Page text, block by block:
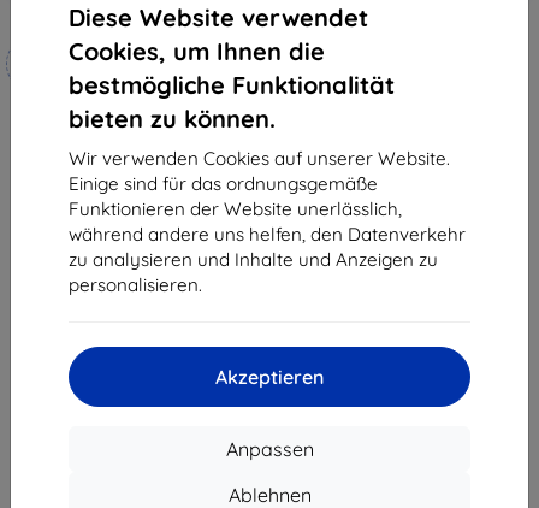
Diese Website verwendet
Cookies, um Ihnen die
bestmögliche Funktionalität
bieten zu können.
Wir verwenden Cookies auf unserer Website.
Einige sind für das ordnungsgemäße
Funktionieren der Website unerlässlich,
während andere uns helfen, den Datenverkehr
zu analysieren und Inhalte und Anzeigen zu
personalisieren.
Akzeptieren
Anpassen
Ablehnen
3mk Hammer Schutzfolie
Maßgeschneidert
hergestellt
19,90 €
17,91 €
Auf Lager 4 Stk.
3MK FlexibleGlass Lite M3 SL20
Hybrid-Panzerglas Lite
7,90 €
4,41 €
vom ganzen6.
«